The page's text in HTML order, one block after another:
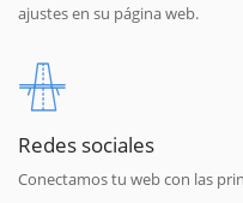
ajustes en su página web.
Redes sociales
Conectamos tu web con las